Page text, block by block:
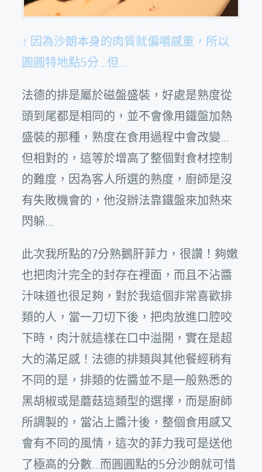
↑ 因為沙朗本身的肉質就偏嚼感重，所以
圓圓特地點5分…但…
法德的排是屬於磁盤盛裝，好處是熟度從
頭到尾都是相同的，並不會像用鐵盤加熱
盛裝的那種，熟度在食用過程中會改變…
但相對的，這等於增高了整個對食材控制
的難度，因為客人所選的熟度，廚師是沒
有失敗機會的，他沒辦法靠鐵盤來加熱來
閃躲…
此次我所點的7分熟鵝肝菲力，很讚！夠嫩
也把肉汁完全的封存在裡面，而且不沾醬
汁味道也很足夠，對於我這個非常喜歡排
類的人，當一刀切下後，把肉放進口腔咬
下時，肉汁就這樣在口中溢開，實在是超
大的滿足感！法德的排類與其他餐經稍有
不同的是，排類的佐醬並不是一般熟悉的
黑胡椒或是蘑菇這類型的選擇，而是廚師
所調製的，當沾上醬汁後，整個食用感又
會有不同的風情，這次的菲力我可是送他
了極高的分數…而圓圓點的5分沙朗就可惜